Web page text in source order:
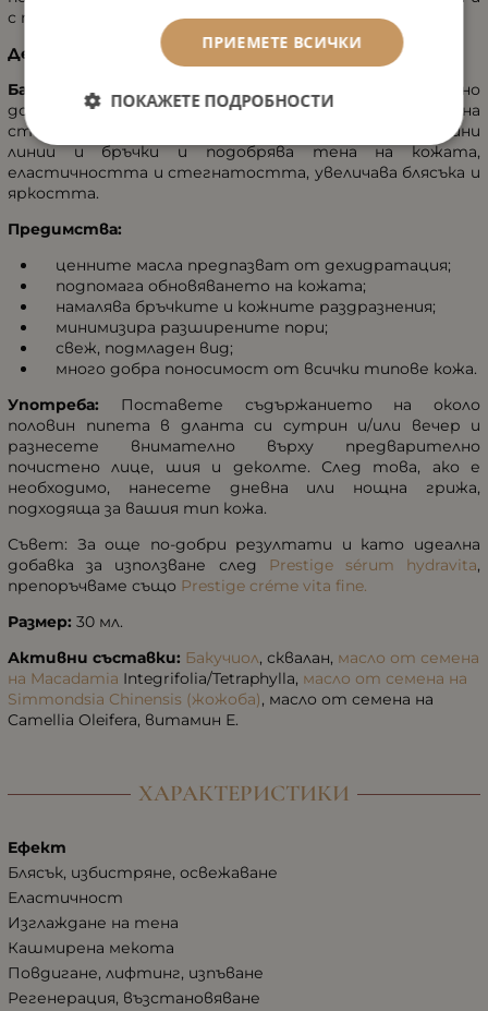
с по-младежки вид. Подходящ за всеки тип кожа.
Действие на активните съставки:
Бакучиолът
стимулира колаген I, III и IV и е клинично
доказано, че намалява множеството признаци на
стареене, включително грапавост и сухота, фини
линии и бръчки и подобрява тена на кожата,
еластичността и стегнатостта, увеличава блясъка и
яркостта.
Предимства:
ценните масла предпазват от дехидратация;
подпомага обновяването на кожата;
намалява бръчките и кожните раздразнения;
минимизира разширените пори;
свеж, подмладен вид;
много добра поносимост от всички типове кожа.
Употреба: Поставете съдържанието на около
половин пипета в дланта си сутрин и/или вечер и
разнесете внимателно върху предварително
почистено лице, шия и деколте. След това, ако е
необходимо, нанесете дневна или нощна грижа,
подходяща за вашия тип кожа.
Съвет: За още по-добри резултати и като идеална
добавка за използване след Prestige sérum hydravita,
препоръчваме също Prestige créme vita fine.
Размер: 30 мл.
Активни съставки: Бакучиол, сквалан, масло от семена
на Macadamia Integrifolia/Tetraphylla, масло от семена на
Simmondsia Chinensis (жожоба), масло от семена на
Camellia Oleifera, витамин Е.
ХАРАКТЕРИСТИКИ
Ефект
Блясък, избистряне, освежаване
Еластичност
Изглаждане на тена
Кашмирена мекота
Повдигане, лифтинг, изпъване
Регенерация, възстановяване
ПРИЕМЕТЕ ВСИЧКИ
ПОКАЖЕТЕ ПОДРОБНОСТИ